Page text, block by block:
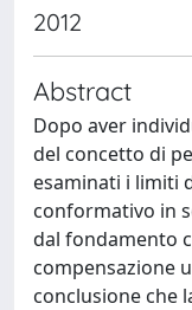
2012
Abstract
Dopo aver
del concetto di
esaminati i limiti
conformativo in
dal fondamento
compensazione
conclusione che